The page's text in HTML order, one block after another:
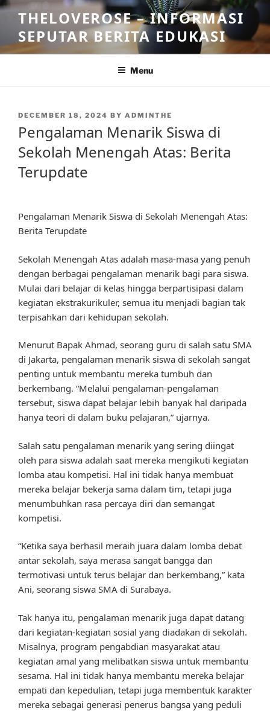
Skip
content
THELOVEROSE – INFORMASI
SEPUTAR BERITA EDUKASI
Menu
POSTED
DECEMBER 18, 2024 BY ADMINTHE
Pengalaman Menarik Siswa di
Sekolah Menengah Atas: Berita
Terupdate
Pengalaman Menarik Siswa di Sekolah Menengah Atas:
Berita Terupdate
Sekolah Menengah Atas adalah masa-masa yang penuh
dengan berbagai pengalaman menarik bagi para siswa.
Mulai dari belajar di kelas hingga berpartisipasi dalam
kegiatan ekstrakurikuler, semua itu menjadi bagian tak
terpisahkan dari kehidupan sekolah.
Menurut Bapak Ahmad, seorang guru di salah satu SMA
di Jakarta, pengalaman menarik siswa di sekolah sangat
penting untuk membantu mereka tumbuh dan
berkembang. “Melalui pengalaman-pengalaman
tersebut, siswa dapat belajar lebih banyak hal daripada
hanya teori di dalam buku pelajaran,” ujarnya.
Salah satu pengalaman menarik yang sering diingat
oleh para siswa adalah saat mereka mengikuti kegiatan
lomba atau kompetisi. Hal ini tidak hanya membuat
mereka belajar bekerja sama dalam tim, tetapi juga
menumbuhkan rasa percaya diri dan semangat
kompetisi.
“Ketika saya berhasil meraih juara dalam lomba debat
antar sekolah, saya merasa sangat bangga dan
termotivasi untuk terus belajar dan berkembang,” kata
Ani, seorang siswa SMA di Surabaya.
Tak hanya itu, pengalaman menarik juga dapat datang
dari kegiatan-kegiatan sosial yang diadakan di sekolah.
Misalnya, program pengabdian masyarakat atau
kegiatan amal yang melibatkan siswa untuk membantu
sesama. Hal ini tidak hanya membantu mereka belajar
empati dan kepedulian, tetapi juga membentuk karakter
mereka sebagai generasi penerus bangsa yang peduli